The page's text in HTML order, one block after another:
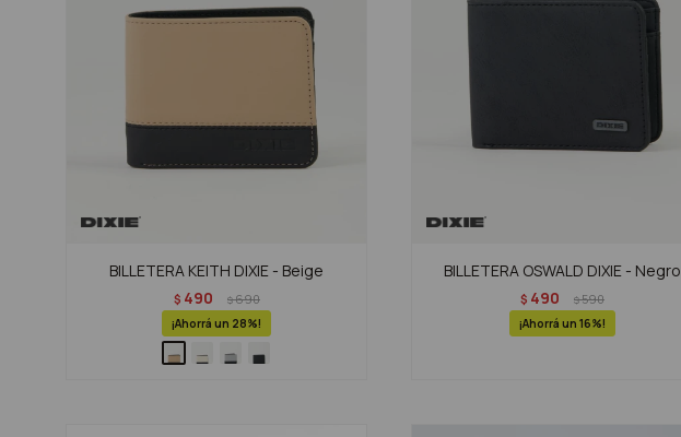
BILLETERA KEITH DIXIE - Beige
$ 490 $690
28
BILLETERA OSWALD DIXIE - Negro
$ 490 $590
16